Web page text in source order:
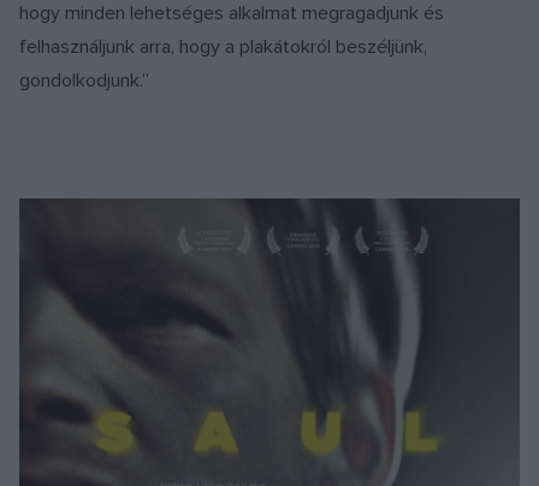
hogy minden lehetséges alkalmat megragadjunk és
felhasználjunk arra, hogy a plakátokról beszéljünk,
gondolkodjunk.”